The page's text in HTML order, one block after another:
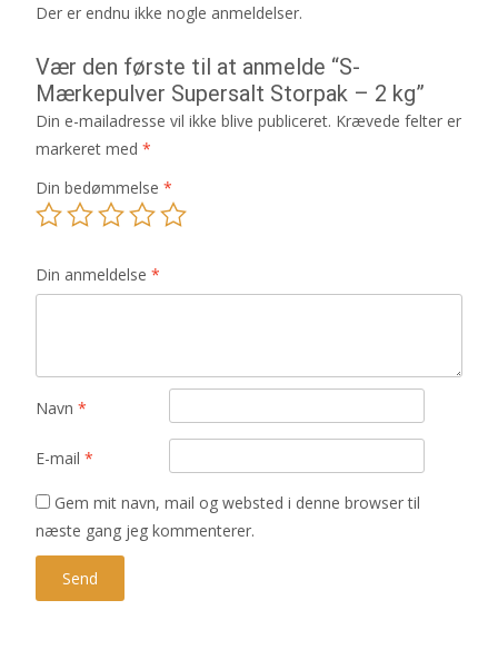
Der er endnu ikke nogle anmeldelser.
Vær den første til at anmelde “S-
Mærkepulver Supersalt Storpak – 2 kg”
Din e-mailadresse vil ikke blive publiceret. Krævede felter er
markeret med *
Din bedømmelse *
Din anmeldelse *
Navn *
E-mail *
Gem mit navn, mail og websted i denne browser til
næste gang jeg kommenterer.